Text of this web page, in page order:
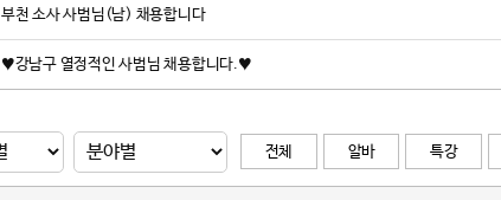
부천 소사 사범님(남) 채용합니다
♥강남구 열정적인 사범님 채용합니다.♥
전체 알바 특강